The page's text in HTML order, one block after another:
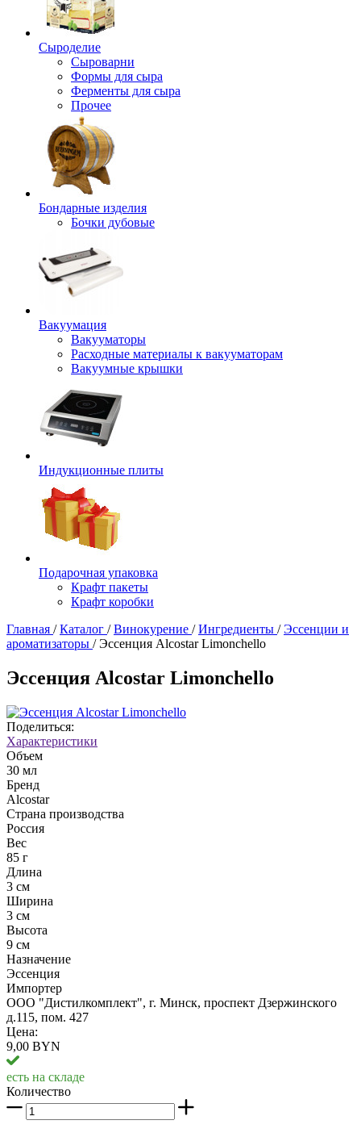
Сыроделие
Сыроварни
Формы для сыра
Ферменты для сыра
Прочее
Бондарные изделия
Бочки дубовые
Вакуумация
Вакууматоры
Расходные материалы к вакууматорам
Вакуумные крышки
Индукционные плиты
Подарочная упаковка
Крафт пакеты
Крафт коробки
Главная / Каталог / Винокурение / Ингредиенты / Эссенции и
ароматизаторы / Эссенция Alcostar Limonchello
Эссенция Alcostar Limonchello
Поделиться:
Характеристики
Объем
30 мл
Бренд
Alcostar
Страна производства
Россия
Вес
85 г
Длина
3 см
Ширина
3 см
Высота
9 см
Назначение
Эссенция
Импортер
ООО "Дистилкомплект", г. Минск, проспект Дзержинского
д.115, пом. 427
Цена:
9,00 BYN
есть на складе
Количество